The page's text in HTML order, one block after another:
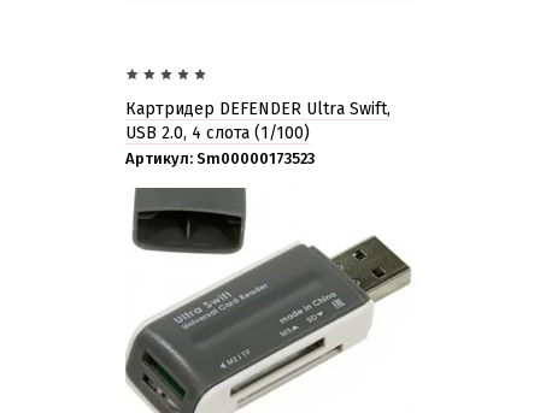
Картридер DEFENDER Ultra Swift,
USB 2.0, 4 слота (1/100)
Артикул: Sm00000173523